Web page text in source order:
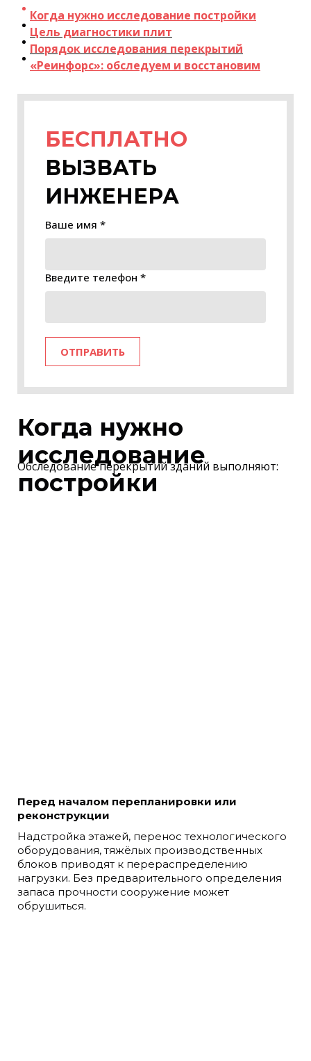
Когда нужно исследование постройки
Цель диагностики плит
Порядок исследования перекрытий
«Реинфорс»: обследуем и восстановим
БЕСПЛАТНО
ВЫЗВАТЬ
ИНЖЕНЕРА
Ваше имя *
Введите телефон *
ОТПРАВИТЬ
Перед началом перепланировки или
реконструкции
Надстройка этажей, перенос технологического
оборудования, тяжёлых производственных
блоков приводят к перераспределению
нагрузки. Без предварительного определения
запаса прочности сооружение может
обрушиться.
Обследование перекрытий зданий выполняют:
Когда нужно
исследование
постройки